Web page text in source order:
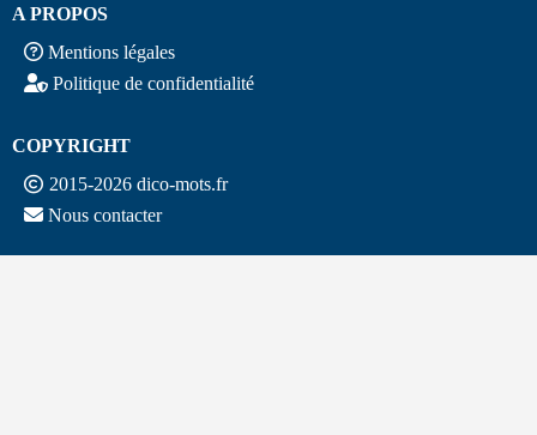
A PROPOS
Mentions légales
Politique de confidentialité
COPYRIGHT
2015-2026 dico-mots.fr
Nous contacter